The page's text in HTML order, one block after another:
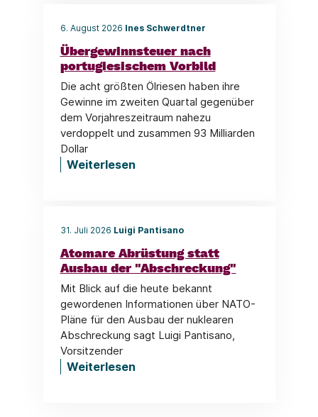
6. August 2026 Ines Schwerdtner
Übergewinnsteuer nach
portugiesischem Vorbild
Die acht größten Ölriesen haben ihre
Gewinne im zweiten Quartal gegenüber
dem Vorjahreszeitraum nahezu
verdoppelt und zusammen 93 Milliarden
Dollar
Weiterlesen
31. Juli 2026 Luigi Pantisano
Atomare Abrüstung statt
Ausbau der "Abschreckung"
Mit Blick auf die heute bekannt
gewordenen Informationen über NATO-
Pläne für den Ausbau der nuklearen
Abschreckung sagt Luigi Pantisano,
Vorsitzender
Weiterlesen